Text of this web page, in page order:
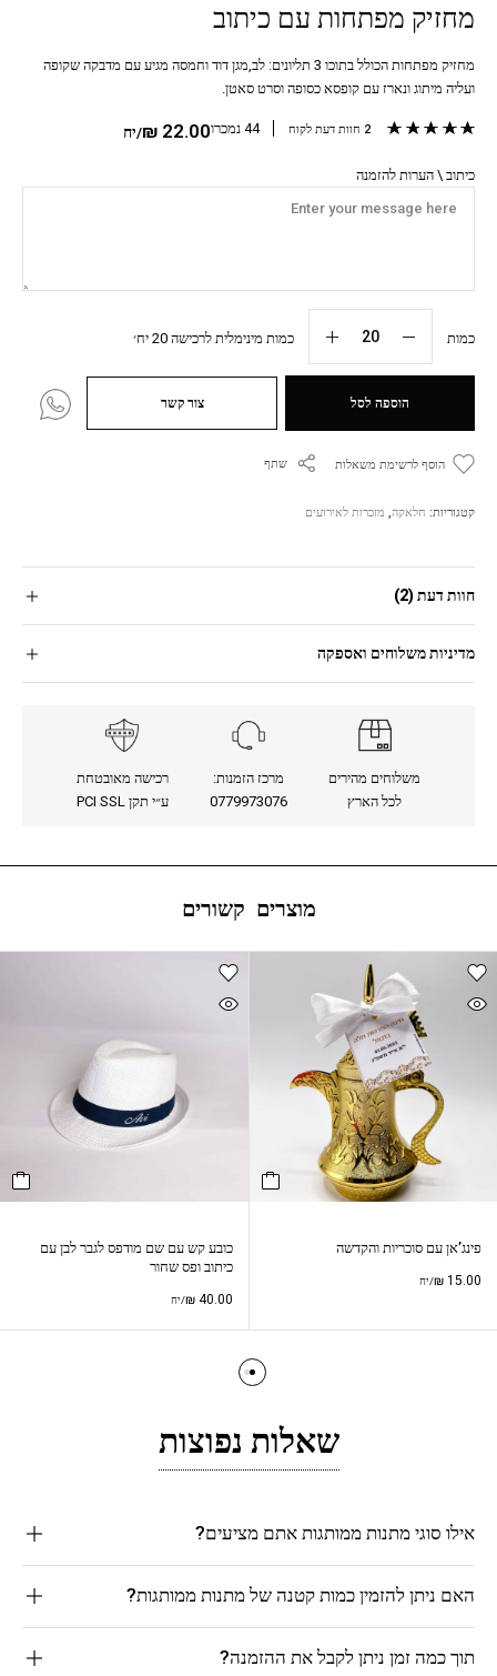
מחזיק מפתחות עם כיתוב
מדורגים5.00מתוך 5 מבוסס על 2 דירוגים של לקוחות 2 חוות דעת לקוח 44 נמכרו ₪ 22.00 /יח
כיתוב \ הערות להזמנה
כמות כמות מינימלית לרכישה 20 יח׳
הוספה לסל צור קשר
הוסף לרשימת משאלות שתף
קטגוריות: חלאקה, מזכרות לאירועים
מחזיק מפתחות הכולל בתוכו 3 תליונים: לב,מגן דוד וחמסה מגיע עם מדבקה שקופה
ועליה מיתוג ונארז עם קופסא כסופה וסרט סאטן.
חוות דעת (2)
מדיניות משלוחים ואספקה
משלוחים מהירים
לכל הארץ
מרכז הזמנות:
0779973076
רכישה מאובטחת
ע״י תקן PCI SSL
מוצרים קשורים
פינג’אן עם סוכריות והקדשה
₪ 15.00 /יח
כובע קש עם שם מודפס לגבר לבן עם
כיתוב ופס שחור
₪40.00 /יח
שאלות נפוצות
אילו סוגי מתנות ממותגות אתם מציעים?
האם ניתן להזמין כמות קטנה של מתנות ממותגות?
תוך כמה זמן ניתן לקבל את ההזמנה?